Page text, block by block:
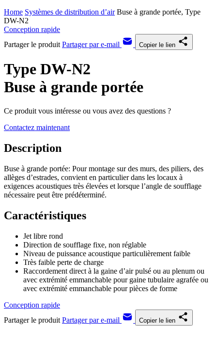
Home Systèmes de distribution d’air Buse à grande portée, Type
DW-N2
Conception rapide
Partager le produit Partager par e-mail Copier le lien
Type DW-N2
Buse à grande portée
Ce produit vous intéresse ou vous avez des questions ?
Contactez maintenant
Description
Buse à grande portée: Pour montage sur des murs, des piliers, des
allèges d’estrades, convient en particulier dans les locaux à
exigences acoustiques très élevées et lorsque l’angle de soufflage
nécessaire peut être prédéterminé.
Caractéristiques
Jet libre rond
Direction de soufflage fixe, non réglable
Niveau de puissance acoustique particulièrement faible
Très faible perte de charge
Raccordement direct à la gaine d’air pulsé ou au plenum ou
avec extrémité emmanchable pour gaine tubulaire agrafée ou
avec extrémité emmanchable pour pièces de forme
Conception rapide
Partager le produit Partager par e-mail Copier le lien